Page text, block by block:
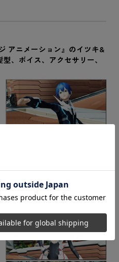
アニメーション』のイツキ&
、ボイス、アクセサリー、